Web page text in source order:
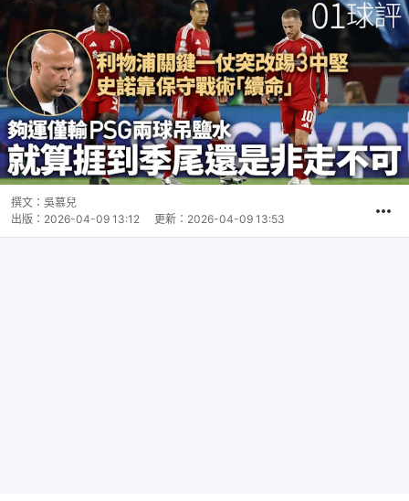
撰文： 吳慕兒
出版： 2026-04-09 13:12 更新： 2026-04-09 13:53